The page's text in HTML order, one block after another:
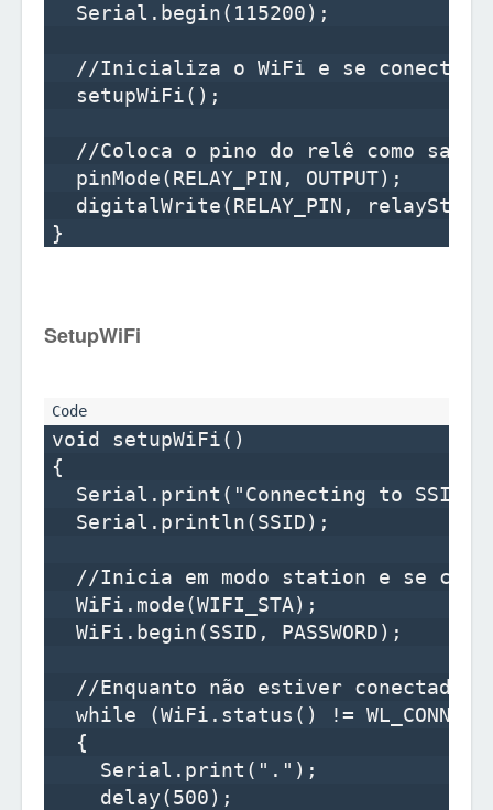
  Serial.begin(115200);
//Inicializa o WiFi e se conecta à
  setupWiFi();
//Coloca o pino do relê como
  pinMode(RELAY_PIN, OUTPUT);
digitalWrite(RELAY_PIN,
SetupWiFi
void setupWiFi()
{
Serial.print("Connecting to SSID:
  Serial.println(SSID);
//Inicia em modo station e se
  WiFi.mode(WIFI_STA);
  WiFi.begin(SSID, PASSWORD);
//Enquanto não estiver conectado à
while (WiFi.status() !=
  {
    Serial.print(".");
    delay(500);